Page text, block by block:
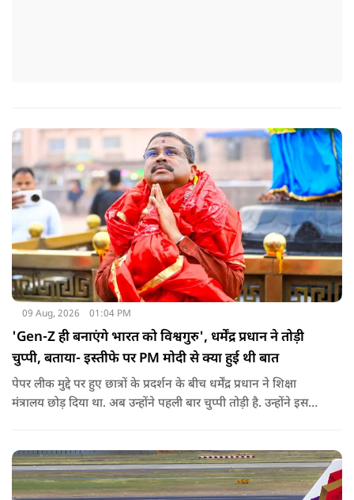
09 Aug, 2026 01:04 PM
'Gen-Z ही बनाएंगे भारत को विश्वगुरु', धर्मेंद्र प्रधान ने तोड़ी
चुप्पी, बताया- इस्तीफे पर PM मोदी से क्या हुई थी बात
पेपर लीक मुद्दे पर हुए छात्रों के प्रदर्शन के बीच धर्मेंद्र प्रधान ने शिक्षा
मंत्रालय छोड़ दिया था. अब उन्होंने पहली बार चुप्पी तोड़ी है. उन्होंने इस